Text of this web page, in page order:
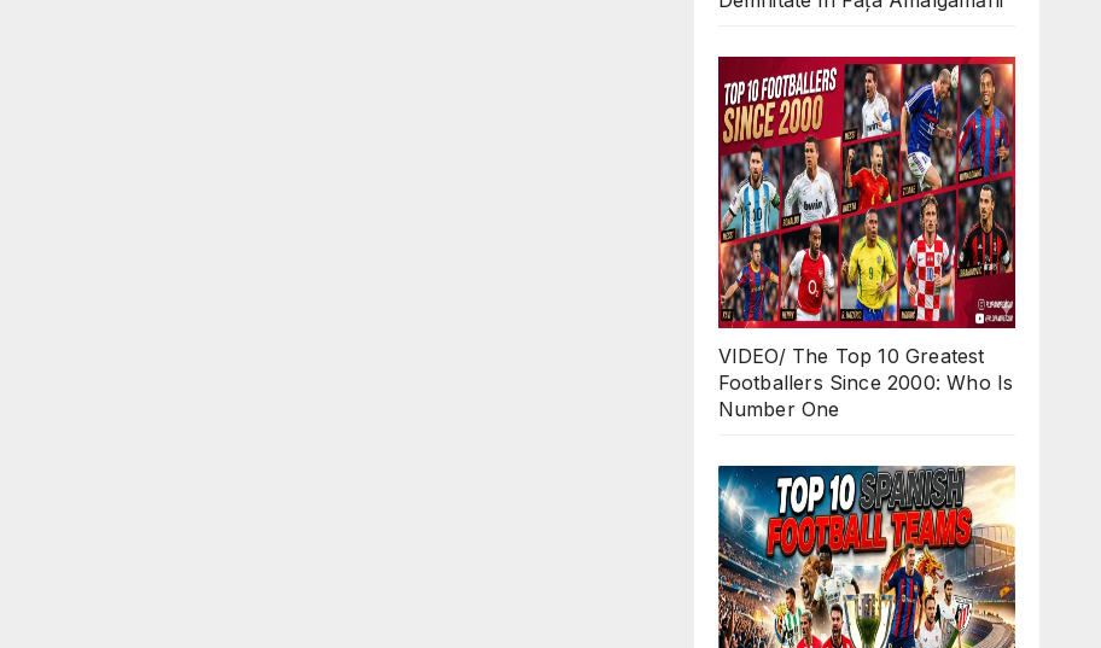
VIDEO/ The Top 10 Greatest
Footballers Since 2000: Who Is
Number One